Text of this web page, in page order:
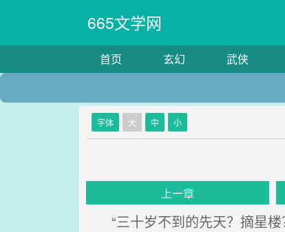
665文学网
首页 玄幻 武侠
字体 大 中 小
上一章
“三十岁不到的先天？摘星楼